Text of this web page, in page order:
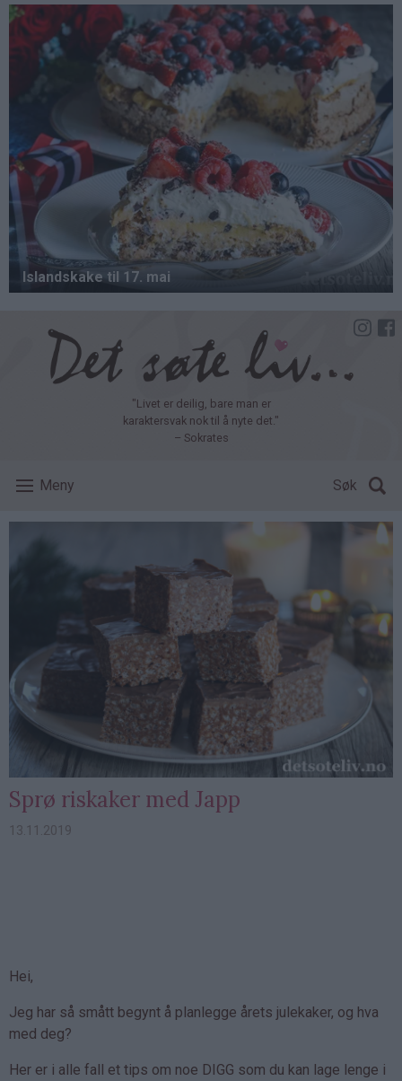
Hopp
hovedinnhold
"Livet er deilig, bare man er
karaktersvak nok til å nyte det."
– Sokrates
Meny Søk
Sprø riskaker med Japp
13.11.2019
Hei,
Jeg har så smått begynt å planlegge årets julekaker, og hva
med deg?
Her er i alle fall et tips om noe DIGG som du kan lage lenge i